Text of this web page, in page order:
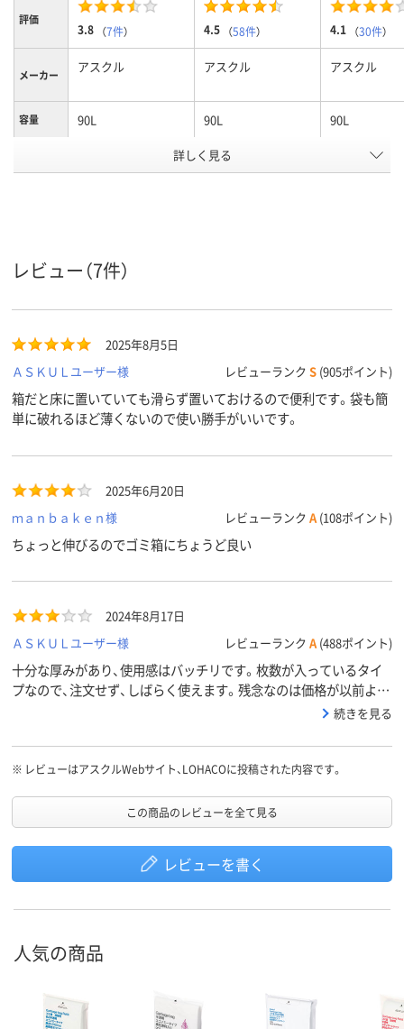
評価
3.8 （7件） 4.5 （58件） 4.1 （30件）
メーカー アスクル アスクル アスクル
容量 90L 90L 90L
白半透明
材質
低密度ポリエチレン
（バイオマスプラス
LDPE（ツルツルタイ
HDPE（カサカサタイ
HDPE（カサ
カラーグ
ループ
クリア(透明・半透明)
系
ホワイト系 ホワイト系
詳しく見る
レビュー（7件）
2025年8月5日
ＡＳＫＵＬユーザー様
レビューランク S (905ポイント)
箱だと床に置いていても滑らず置いておけるので便利です。袋も簡
単に破れるほど薄くないので使い勝手がいいです。
2025年6月20日
ｍａｎｂａｋｅｎ様
レビューランク A (108ポイント)
ちょっと伸びるのでゴミ箱にちょうど良い
2024年8月17日
ＡＳＫＵＬユーザー様
レビューランク A (488ポイント)
十分な厚みがあり、使用感はバッチリです。枚数が入っているタイ
プなので、注文せず、しばらく使えます。残念なのは価格が以前より
だいぶ値上してしまったので、他の商品に誘惑されそうになってし
続きを見る
※ レビューはアスクルWebサイト、LOHACOに投稿された内容です。
この商品のレビューを全て見る
レビューを書く
人気の商品